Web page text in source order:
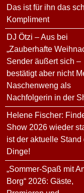
Das ist für ihn das
Kompliment
DJ Ötzi – Aus bei
„Zauberhafte
Sender äußert sich –
bestätigt aber nicht
Naschenweng als
Nachfolgerin in der
Helene Fischer:
Show 2026 wieder
ist der aktuelle Stand
Dinge!
„Sommer-Spaß mit
Borg“ 2026: Gäste,